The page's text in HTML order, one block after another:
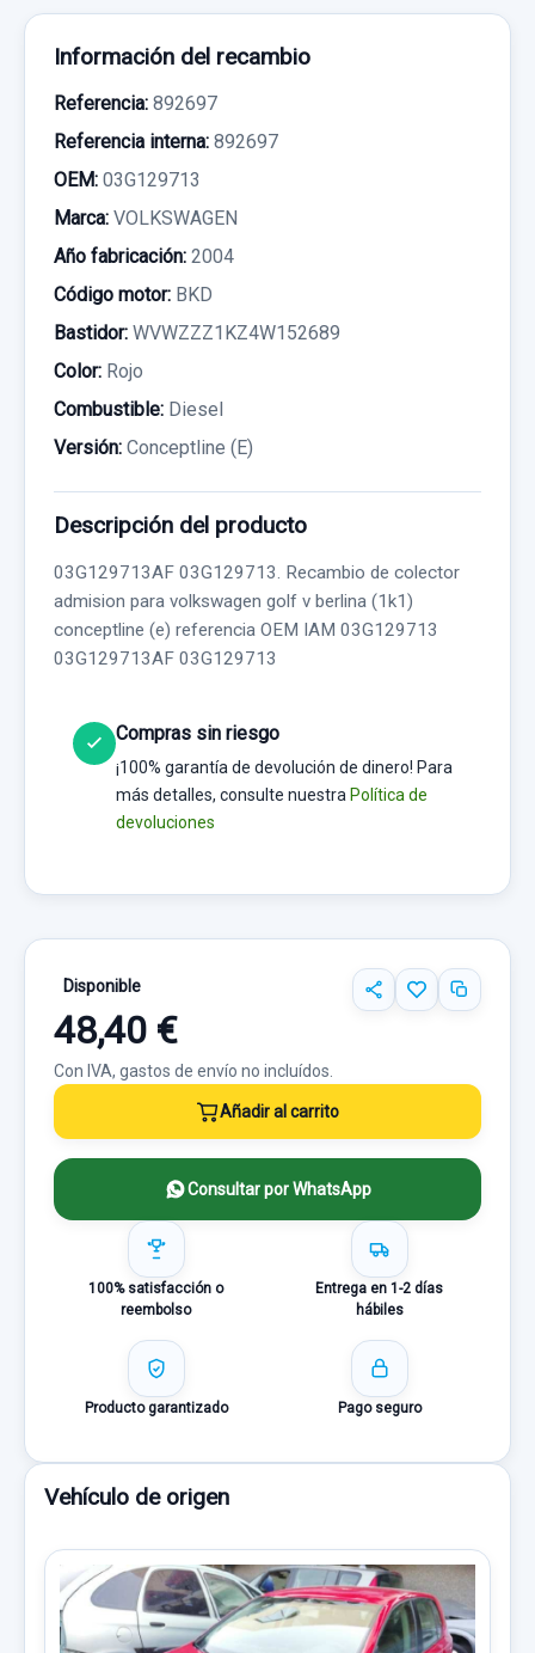
Información del recambio
Referencia: 892697
Referencia interna: 892697
OEM: 03G129713
Marca: VOLKSWAGEN
Año fabricación: 2004
Código motor: BKD
Bastidor: WVWZZZ1KZ4W152689
Color: Rojo
Combustible: Diesel
Versión: Conceptline (E)
Descripción del producto
03G129713AF 03G129713. Recambio de colector
admision para volkswagen golf v berlina (1k1)
conceptline (e) referencia OEM IAM 03G129713
03G129713AF 03G129713
Compras sin riesgo
¡100% garantía de devolución de dinero! Para
más detalles, consulte nuestra Política de
devoluciones
Disponible
48,40 €
Con IVA, gastos de envío no incluídos.
Añadir al carrito
Consultar por WhatsApp
100% satisfacción o
reembolso
Entrega en 1-2 días
hábiles
Producto garantizado Pago seguro
Vehículo de origen